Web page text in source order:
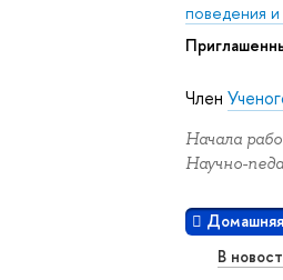
поведения
Член
Начала
Научно-
В